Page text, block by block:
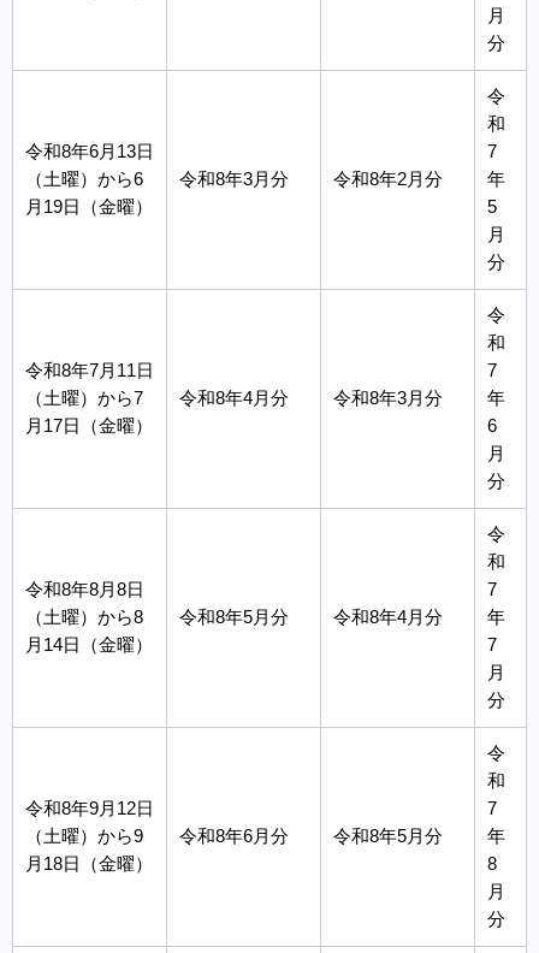
月
分
令和8年6月13日
（土曜）から6
月19日（金曜）
令和8年3月分 令和8年2月分
令
和
7
年
5
月
分
令和8年7月11日
（土曜）から7
月17日（金曜）
令和8年4月分 令和8年3月分
令
和
7
年
6
月
分
令和8年8月8日
（土曜）から8
月14日（金曜）
令和8年5月分 令和8年4月分
令
和
7
年
7
月
分
令和8年9月12日
（土曜）から9
月18日（金曜）
令和8年6月分 令和8年5月分
令
和
7
年
8
月
分